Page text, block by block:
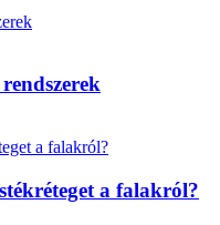
a falakról?